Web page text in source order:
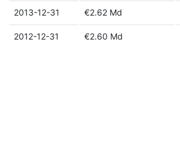
2013-12-31 €2.62 Md
2012-12-31 €2.60 Md